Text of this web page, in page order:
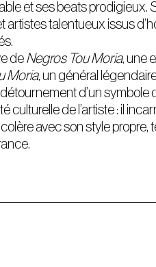
et ses beats prodigieux.
talentueux issus
deNegros Tou Moria, une
Moria, un général
d’un symbole
culturelle de l’artiste : il
avec son style propre,